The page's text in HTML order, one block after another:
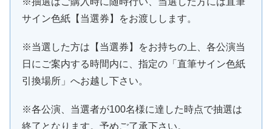
サイン色紙【当選券】をお渡しします。
※当選した方は【当選券】をお持ちの上、各公演当
日にご案内する時間内に、指定の「直筆サイン色紙
引換場所」へお越し下さい。
※各公演、当選者が100名様に達した時点で抽選は
終了となります。予めご了承下さい。